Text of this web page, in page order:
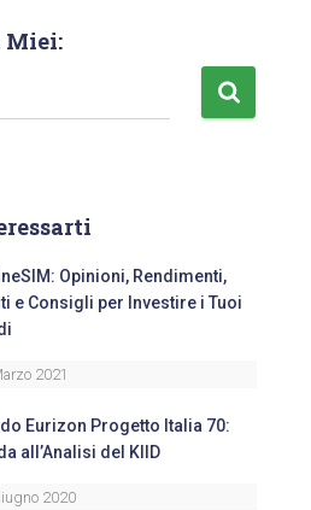
Miei:
Opinioni, Rendimenti,
e Consigli per Investire i Tuoi
2021
Eurizon Progetto Italia 70:
all’Analisi del KIID
2020